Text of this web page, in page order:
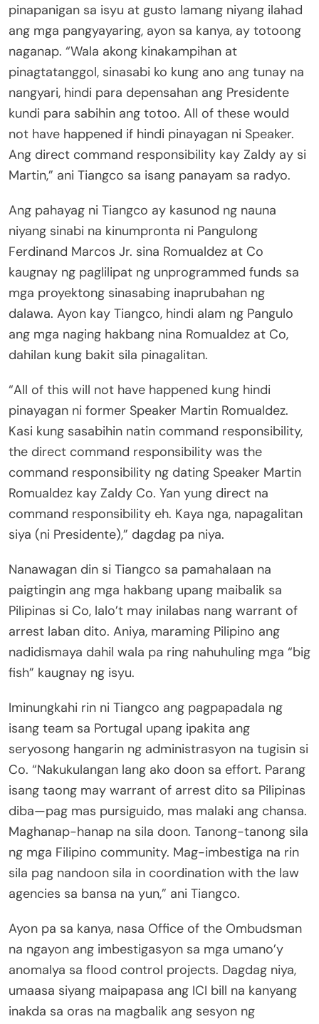
pinapanigan sa isyu at gusto lamang niyang ilahad
ang mga pangyayaring, ayon sa kanya, ay totoong
naganap. “Wala akong kinakampihan at
pinagtatanggol, sinasabi ko kung ano ang tunay na
nangyari, hindi para depensahan ang Presidente
kundi para sabihin ang totoo. All of these would
not have happened if hindi pinayagan ni Speaker.
Ang direct command responsibility kay Zaldy ay si
Martin,” ani Tiangco sa isang panayam sa radyo.
Ang pahayag ni Tiangco ay kasunod ng nauna
niyang sinabi na kinumpronta ni Pangulong
Ferdinand Marcos Jr. sina Romualdez at Co
kaugnay ng paglilipat ng unprogrammed funds sa
mga proyektong sinasabing inaprubahan ng
dalawa. Ayon kay Tiangco, hindi alam ng Pangulo
ang mga naging hakbang nina Romualdez at Co,
dahilan kung bakit sila pinagalitan.
“All of this will not have happened kung hindi
pinayagan ni former Speaker Martin Romualdez.
Kasi kung sasabihin natin command responsibility,
the direct command responsibility was the
command responsibility ng dating Speaker Martin
Romualdez kay Zaldy Co. Yan yung direct na
command responsibility eh. Kaya nga, napagalitan
siya (ni Presidente),” dagdag pa niya.
Nanawagan din si Tiangco sa pamahalaan na
paigtingin ang mga hakbang upang maibalik sa
Pilipinas si Co, lalo’t may inilabas nang warrant of
arrest laban dito. Aniya, maraming Pilipino ang
nadidismaya dahil wala pa ring nahuhuling mga “big
fish” kaugnay ng isyu.
Iminungkahi rin ni Tiangco ang pagpapadala ng
isang team sa Portugal upang ipakita ang
seryosong hangarin ng administrasyon na tugisin si
Co. “Nakukulangan lang ako doon sa effort. Parang
isang taong may warrant of arrest dito sa Pilipinas
diba—pag mas pursiguido, mas malaki ang chansa.
Maghanap-hanap na sila doon. Tanong-tanong sila
ng mga Filipino community. Mag-imbestiga na rin
sila pag nandoon sila in coordination with the law
agencies sa bansa na yun,” ani Tiangco.
Ayon pa sa kanya, nasa Office of the Ombudsman
na ngayon ang imbestigasyon sa mga umano’y
anomalya sa flood control projects. Dagdag niya,
umaasa siyang maipapasa ang ICI bill na kanyang
inakda sa oras na magbalik ang sesyon ng